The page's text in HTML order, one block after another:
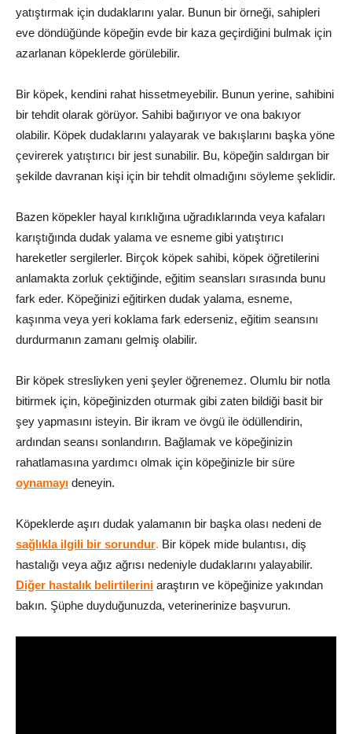
yatıştırmak için dudaklarını yalar. Bunun bir örneği, sahipleri
eve döndüğünde köpeğin evde bir kaza geçirdiğini bulmak için
azarlanan köpeklerde görülebilir.
Bir köpek, kendini rahat hissetmeyebilir. Bunun yerine, sahibini
bir tehdit olarak görüyor. Sahibi bağırıyor ve ona bakıyor
olabilir. Köpek dudaklarını yalayarak ve bakışlarını başka yöne
çevirerek yatıştırıcı bir jest sunabilir. Bu, köpeğin saldırgan bir
şekilde davranan kişi için bir tehdit olmadığını söyleme şeklidir.
Bazen köpekler hayal kırıklığına uğradıklarında veya kafaları
karıştığında dudak yalama ve esneme gibi yatıştırıcı
hareketler sergilerler. Birçok köpek sahibi, köpek öğretilerini
anlamakta zorluk çektiğinde, eğitim seansları sırasında bunu
fark eder. Köpeğinizi eğitirken dudak yalama, esneme,
kaşınma veya yeri koklama fark ederseniz, eğitim seansını
durdurmanın zamanı gelmiş olabilir.
Bir köpek stresliyken yeni şeyler öğrenemez. Olumlu bir notla
bitirmek için, köpeğinizden oturmak gibi zaten bildiği basit bir
şey yapmasını isteyin. Bir ikram ve övgü ile ödüllendirin,
ardından seansı sonlandırın. Bağlamak ve köpeğinizin
rahatlamasına yardımcı olmak için köpeğinizle bir süre
oynamayı deneyin.
Köpeklerde aşırı dudak yalamanın bir başka olası nedeni de
sağlıkla ilgili bir sorundur. Bir köpek mide bulantısı, diş
hastalığı veya ağız ağrısı nedeniyle dudaklarını yalayabilir.
Diğer hastalık belirtilerini araştırın ve köpeğinize yakından
bakın. Şüphe duyduğunuzda, veterinerinize başvurun.